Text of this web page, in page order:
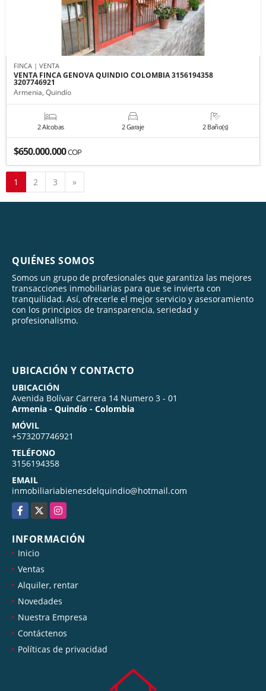
FINCA | VENTA
VENTA FINCA GENOVA QUINDIO COLOMBIA 3156194358
3207746921
Armenia, Quindío
2 Alcobas 2 Garaje 2 Baño(s)
$650.000.000COP
1 2 3 »
QUIÉNES SOMOS
Somos un grupo de profesionales que garantiza las mejores
transacciones inmobiliarias para que se invierta con
tranquilidad. Así, ofrecerle el mejor servicio y asesoramiento
con los principios de transparencia, seriedad y
profesionalismo.
UBICACIÓN Y CONTACTO
UBICACIÓN
Avenida Bolívar Carrera 14 Numero 3 - 01
Armenia - Quindío - Colombia
MÓVIL
+573207746921
TELÉFONO
3156194358
EMAIL
inmobiliariabienesdelquindio@hotmail.com
Facebook
X Instagram
INFORMACIÓN
Inicio
Ventas
Alquiler, rentar
Novedades
Nuestra Empresa
Contáctenos
Políticas de privacidad